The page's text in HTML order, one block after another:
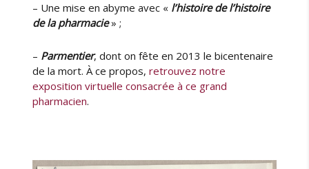
– Une mise en abyme avec « l’histoire de l’histoire
de la pharmacie» ;
– Parmentier, dont on fête en 2013 le bicentenaire
de la mort. À ce propos,retrouvez notre
exposition virtuelle consacrée à ce grand
pharmacien.